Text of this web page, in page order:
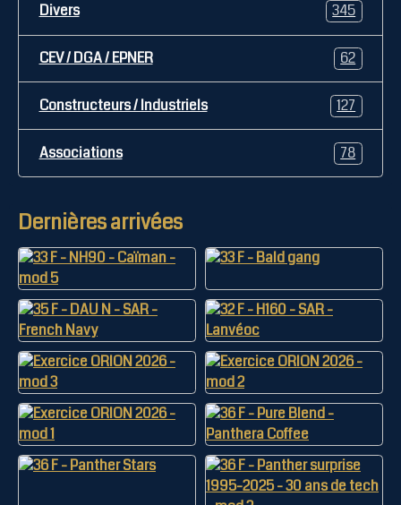
Divers 345
CEV / DGA / EPNER 62
Constructeurs / Industriels 127
Associations 78
Dernières arrivées